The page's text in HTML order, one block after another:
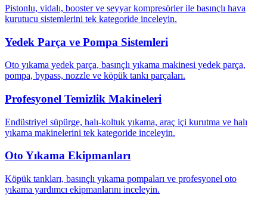
Pistonlu, vidalı, booster ve seyyar kompresörler ile basınçlı hava
kurutucu sistemlerini tek kategoride inceleyin.
Yedek Parça ve Pompa Sistemleri
Oto yıkama yedek parça, basınçlı yıkama makinesi yedek parça,
pompa, bypass, nozzle ve köpük tankı parçaları.
Profesyonel Temizlik Makineleri
Endüstriyel süpürge, halı-koltuk yıkama, araç içi kurutma ve halı
yıkama makinelerini tek kategoride inceleyin.
Oto Yıkama Ekipmanları
Köpük tankları, basınçlı yıkama pompaları ve profesyonel oto
yıkama yardımcı ekipmanlarını inceleyin.